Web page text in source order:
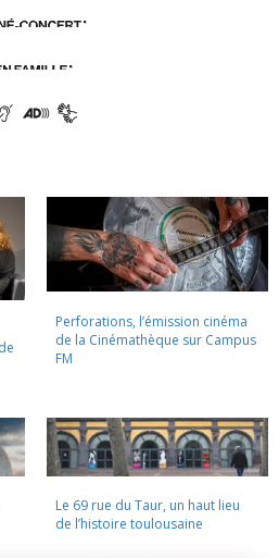
Perforations, l’émission cinéma
de la Cinémathèque sur Campus
FM
Le 69 rue du Taur, un haut lieu
de l’histoire toulousaine